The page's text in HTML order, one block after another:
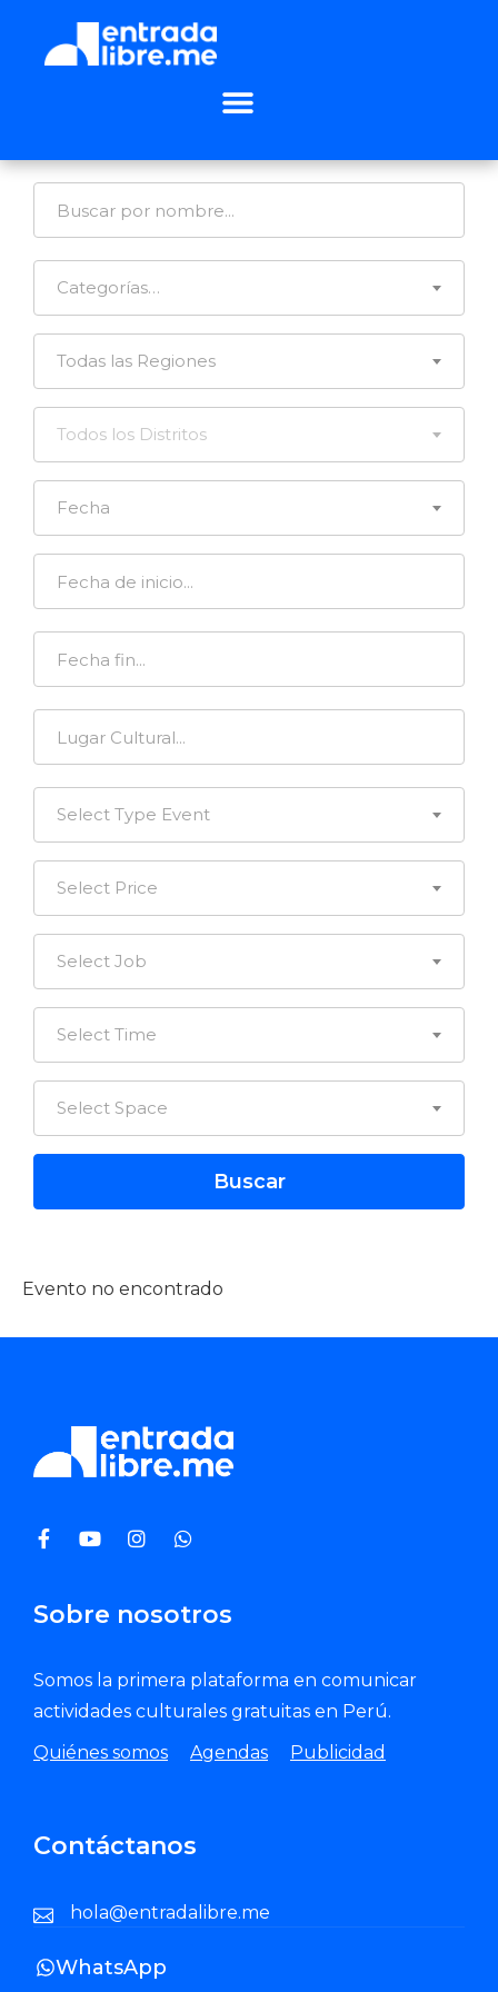
Categorías…
Todas las Regiones
Todos los Distritos
Fecha
Select Type Event
Select Price
Select Job
Select Time
Select Space
Evento no encontrado
Sobre nosotros
Somos la primera plataforma en comunicar
actividades culturales gratuitas en Perú.
Quiénes somos
Agendas Publicidad
Contáctanos
hola@entradalibre.me
WhatsApp